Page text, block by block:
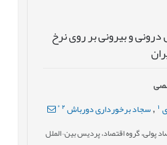
و بیرونی بر روی نرخ
, سجاد برخورداری دورباش 2
*
پولی، گروه اقتصاد، پردیس بین¬الملل